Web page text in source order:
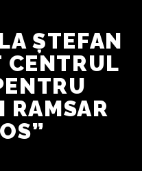
ȘTEFAN
CENTRUL
RAMSAR